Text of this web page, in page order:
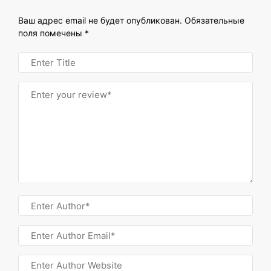
Ваш адрес email не будет опубликован. Обязательные
поля помечены *